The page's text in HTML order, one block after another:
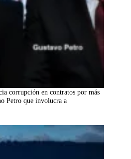
corrupción en contratos por más
Petro que involucra a